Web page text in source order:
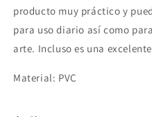
producto muy práctico y
para uso diario así como
arte. Incluso es una
Material: PVC